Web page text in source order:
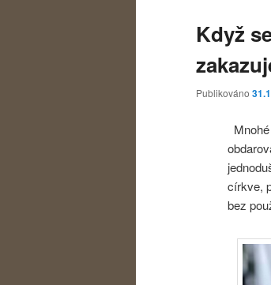
Když
Publikováno
církve,
bez